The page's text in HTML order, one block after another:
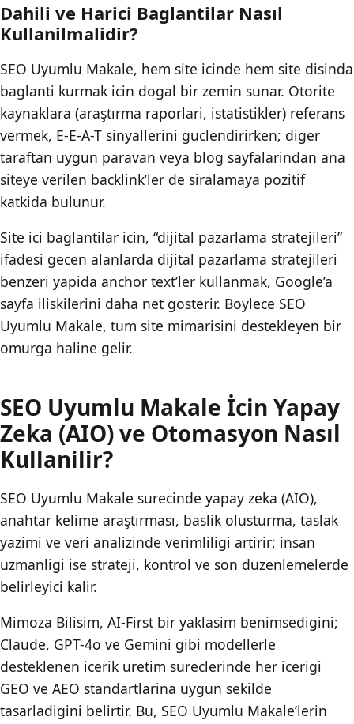
Dahili ve Harici Baglantilar Nasıl
Kullanilmalidir?
SEO Uyumlu Makale, hem site icinde hem site disinda
baglanti kurmak icin dogal bir zemin sunar. Otorite
kaynaklara (araştırma raporlari, istatistikler) referans
vermek, E-E-A-T sinyallerini guclendirirken; diger
taraftan uygun paravan veya blog sayfalarindan ana
siteye verilen backlink’ler de siralamaya pozitif
katkida bulunur.
Site ici baglantilar icin, “dijital pazarlama stratejileri”
ifadesi gecen alanlarda dijital pazarlama stratejileri
benzeri yapida anchor text’ler kullanmak, Google’a
sayfa iliskilerini daha net gosterir. Boylece SEO
Uyumlu Makale, tum site mimarisini destekleyen bir
omurga haline gelir.
SEO Uyumlu Makale İcin Yapay
Zeka (AIO) ve Otomasyon Nasıl
Kullanilir?
SEO Uyumlu Makale surecinde yapay zeka (AIO),
anahtar kelime araştırması, baslik olusturma, taslak
yazimi ve veri analizinde verimliligi artirir; insan
uzmanligi ise strateji, kontrol ve son duzenlemelerde
belirleyici kalir.
Mimoza Bilisim, AI-First bir yaklasim benimsedigini;
Claude, GPT-4o ve Gemini gibi modellerle
desteklenen icerik uretim sureclerinde her icerigi
GEO ve AEO standartlarina uygun sekilde
tasarladigini belirtir. Bu, SEO Uyumlu Makale’lerin